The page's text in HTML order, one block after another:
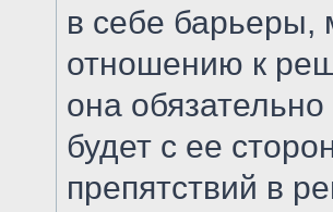
в себе
отношению к
она
будет с ее
препятствий в